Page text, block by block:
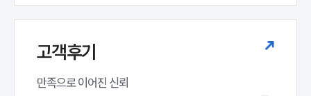
고객후기
만족으로 이어진 신뢰